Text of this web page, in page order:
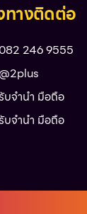
ทางติดต่อ
246 9555
@2plus
บจำนำ มือถือ
บจำนำ มือถือ